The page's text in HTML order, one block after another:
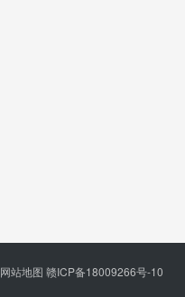
网站地图 赣ICP备18009266号-10